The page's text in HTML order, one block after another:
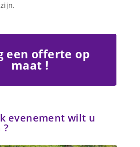
een offerte op
maat !
evenement wilt u